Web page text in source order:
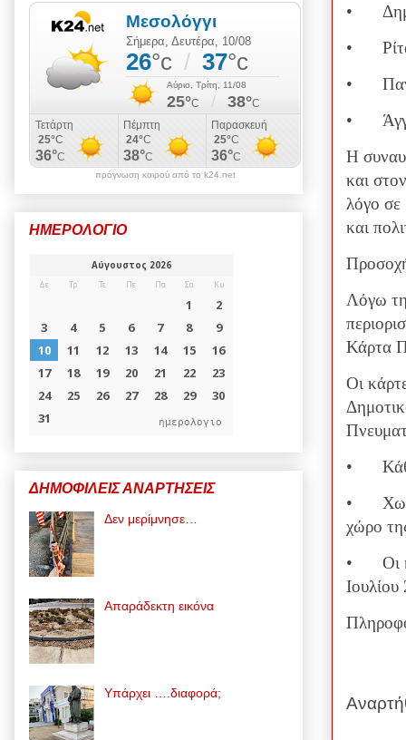
•
•
•
•
Η
και
λόγο σε
και
Λόγω
Κάρτα
Οι
•
•
χώρο
•
Οι
πρόγνωση καιρού από το k24.net
ΗΜΕΡΟΛΟΓΙΟ
ημερολογιο
ΔΗΜΟΦΙΛΕΙΣ ΑΝΑΡΤΗΣΕΙΣ
Δεν μερίμνησε…
Απαράδεκτη εικόνα
Υπάρχει ….διαφορά;